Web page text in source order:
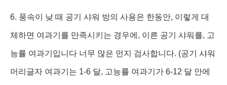
6. 풍속이 낮 때 공기 샤워 방의 사용은 한동안, 이렇게 대
체하면 여과기를 만족시키는 경우에, 이른 공기 샤워를, 고
능률 여과기입니다 너무 많은 먼지 검사합니다. (공기 샤워
머리글자 여과기는 1-6 달, 고능률 여과기가 6-12 달 안에